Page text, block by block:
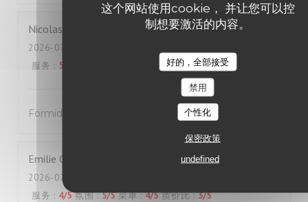
这个网站使用cookie， 并让您可以控
制想要激活的内容。
好的，全部接受
禁用
个性化
保密政策
undefined
Nicolas
2026-07-25
服务 : 5 质价比 : 5/5
Formidable !
Emilie C
2026-07-24
服务 : 4/5 氛围: 5/5 菜单: 4/5 质价比: 3/5